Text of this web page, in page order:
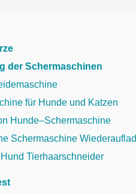
der Schermaschinen
für Hunde und Katzen
Hunde–Schermaschine
Schermaschine
Tierhaarschneider